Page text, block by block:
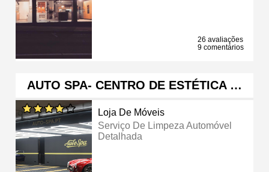
26 avaliações
9 comentários
AUTO SPA- CENTRO DE ESTÉTICA …
Loja De Móveis
Serviço De Limpeza Automóvel
Detalhada